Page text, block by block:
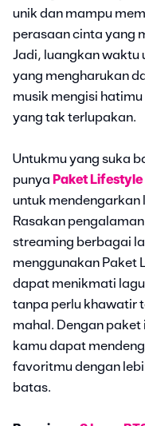
unik dan mampu
perasaan cinta yang
Jadi, luangkan waktu
yang mengharukan
musik mengisi
yang tak terlupakan.
Untukmu yang suka
punya Paket
untuk mendengarkan
Rasakan
streaming berbagai
menggunakan Paket
dapat menikmati
tanpa perlu khawatir
mahal. Dengan
kamu dapat
favoritmu dengan
batas.